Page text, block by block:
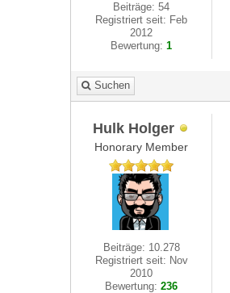
Beiträge: 54
Registriert seit: Feb
2012
Bewertung:1
Suchen
Hulk Holger
Honorary Member
Beiträge: 10.278
Registriert seit: Nov
2010
Bewertung:236